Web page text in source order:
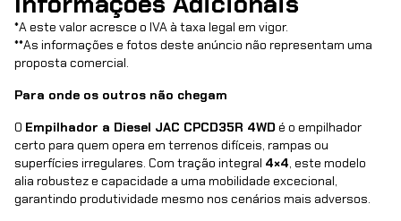
*A este valor acresce o IVA à taxa legal em vigor.
**As informações e fotos deste anúncio não representam uma
proposta comercial.
Para onde os outros não chegam
O Empilhador a Diesel JAC CPCD35R 4WD é o empilhador
certo para quem opera em terrenos difíceis, rampas ou
superfícies irregulares. Com tração integral 4×4 , este modelo
alia robustez e capacidade a uma mobilidade excecional,
garantindo produtividade mesmo nos cenários mais adversos.